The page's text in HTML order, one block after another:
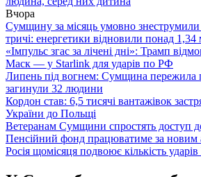
Вчора
Сумщину за місяць умовно
тричі: енергетики відновили понад
«Імпульс згас за лічені дні»: Трамп
Маск — у Starlink для ударів по РФ
Липень під вогнем: Сумщина пережила
загинули 32 людини
Кордон став: 6,5 тисячі вантажівок
України до Польщі
Ветеранам Сумщини спростять доступ
Пенсійний фонд працюватиме за новим
Росія щомісяця подвоює кількість